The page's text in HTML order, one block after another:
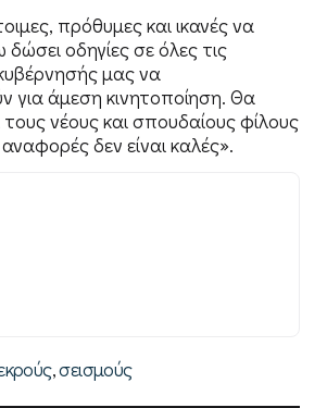
πρόθυμες και ικανές να
οδηγίες σε όλες τις
μας να
για άμεση κινητοποίηση. Θα
τους νέους και σπουδαίους φίλους
δεν είναι καλές».
,σεισμούς